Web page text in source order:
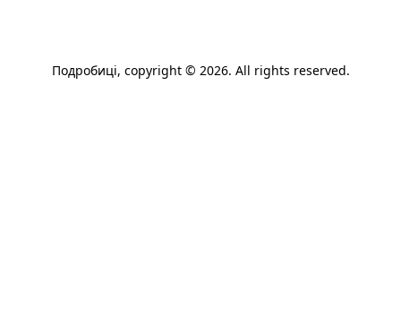
Подробиці, copyright © 2026. All rights reserved.